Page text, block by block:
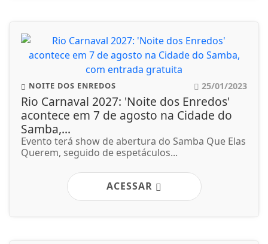
NOITE DOS ENREDOS 25/01/2023
Rio Carnaval 2027: 'Noite dos Enredos'
acontece em 7 de agosto na Cidade do
Samba,...
Evento terá show de abertura do Samba Que Elas
Querem, seguido de espetáculos...
ACESSAR